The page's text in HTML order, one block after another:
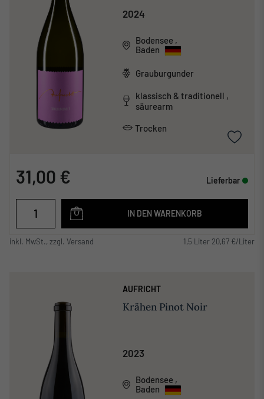
2024
Bodensee ,
Baden
Grauburgunder
klassisch & traditionell ,
säurearm
Trocken
31,00 € Lieferbar
IN DEN WARENKORB
inkl. MwSt., zzgl. Versand 1,5 Liter 20,67 €/Liter
AUFRICHT
Krähen Pinot Noir
2023
Bodensee ,
Baden